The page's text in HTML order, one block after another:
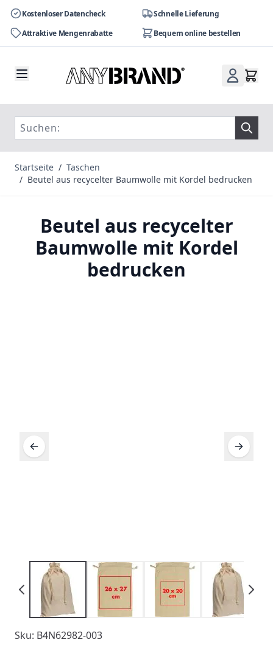
Kostenloser Datencheck
Schnelle Lieferung
Attraktive Mengenrabatte
Bequem online bestellen
Startseite / Taschen
/ Beutel aus recycelter Baumwolle mit Kordel bedrucken
Beutel aus recycelter
Baumwolle mit Kordel
bedrucken
Sku: B4N62982-003